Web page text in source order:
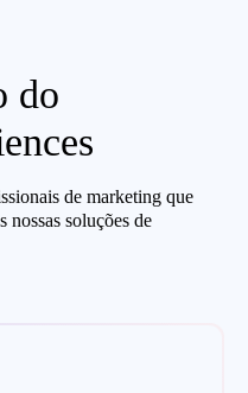
do
de marketing que
nossas soluções de